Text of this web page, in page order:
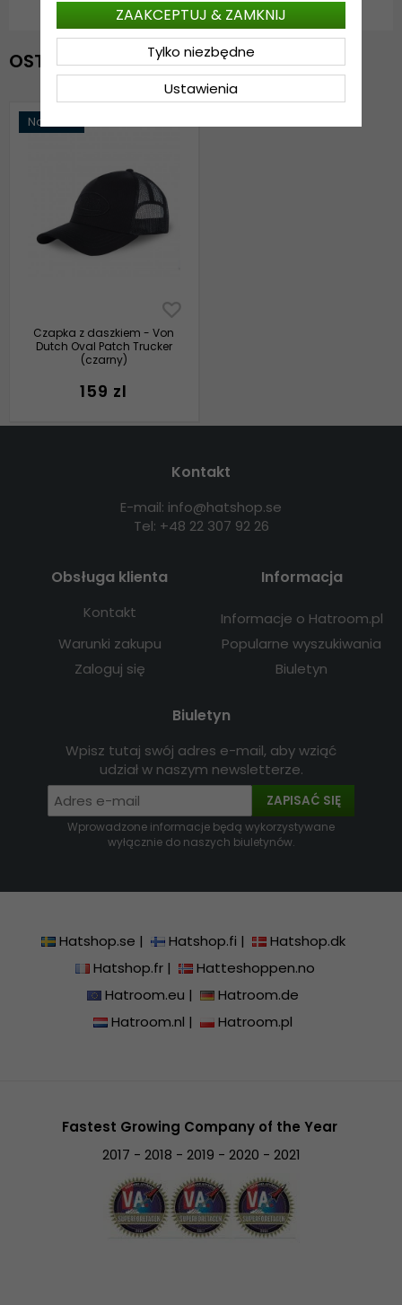
OSTATNIO OGLĄDANE
Nowość
Czapka z daszkiem - Von
Dutch Oval Patch Trucker
(czarny)
159 zl
Kontakt
E-mail: info@hatshop.se
Tel: +48 22 307 92 26
Obsługa klienta
Kontakt
Warunki zakupu
Zaloguj się
Informacja
Informacje o Hatroom.pl
Popularne wyszukiwania
Biuletyn
Biuletyn
Wpisz tutaj swój adres e-mail, aby wziąć
udział w naszym newsletterze.
ZAPISAĆ SIĘ
Wprowadzone informacje będą wykorzystywane
wyłącznie do naszych biuletynów.
Hatshop.se | Hatshop.fi |
Hatshop.dk
Hatshop.fr|
Hatteshoppen.no
Hatroom.eu |
Hatroom.de
Hatroom.nl | Hatroom.pl
Fastest Growing Company of the Year
2017 - 2018 - 2019 - 2020 - 2021
Ustawienia
Tylko niezbędne
ZAAKCEPTUJ & ZAMKNIJ